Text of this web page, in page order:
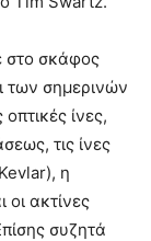
στο σκάφος
των σημερινών
ίνες,
τις ίνες
η
ακτίνες
συζητά